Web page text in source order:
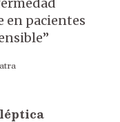
en pacientes